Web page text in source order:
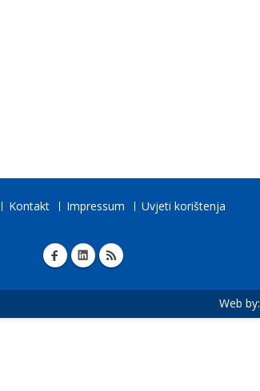
Kontakt Impressum Uvjeti korištenja
Web by: